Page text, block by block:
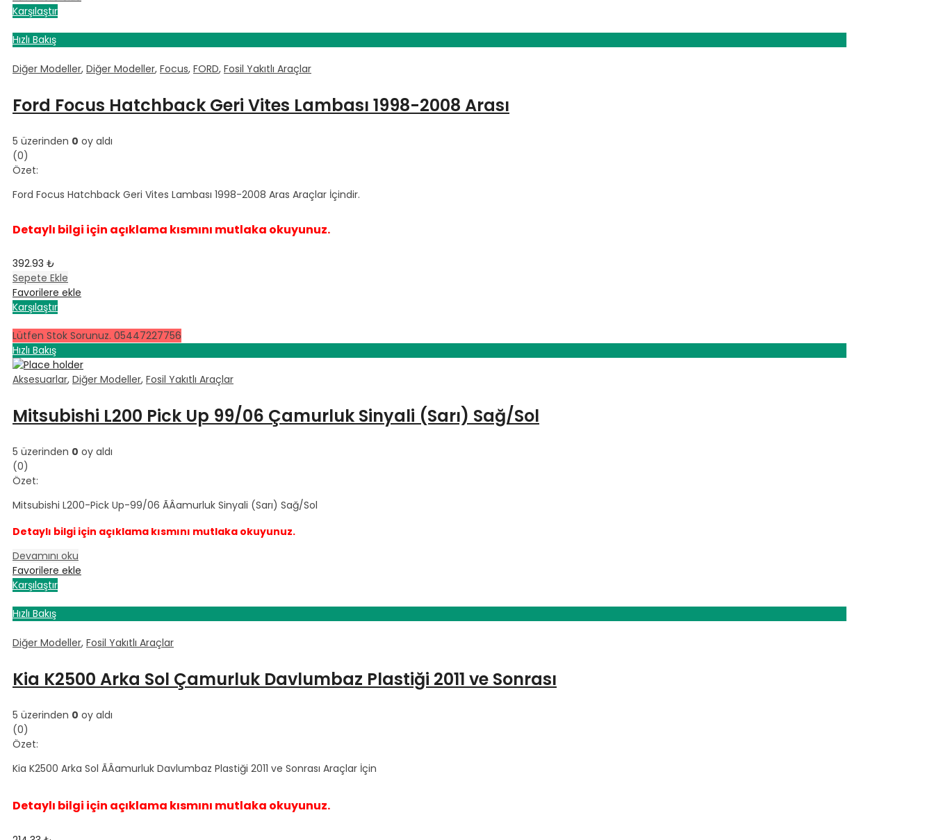
Karşılaştır
Hızlı Bakış
Diğer Modeller, Diğer Modeller, Focus, FORD, Fosil Yakıtlı Araçlar
Ford Focus Hatchback Geri Vites Lambası 1998-2008 Arası
5 üzerinden 0 oy aldı
(0)
Özet:
Ford Focus Hatchback Geri Vites Lambası 1998-2008 Aras Araçlar İçindir.
Detaylı bilgi için açıklama kısmını mutlaka okuyunuz.
392.93 ₺
Sepete Ekle
Favorilere ekle
Karşılaştır
Lütfen Stok Sorunuz. 05447227756
Hızlı Bakış
Aksesuarlar, Diğer Modeller, Fosil Yakıtlı Araçlar
Mitsubishi L200 Pick Up 99/06 Çamurluk Sinyali (Sarı) Sağ/Sol
5 üzerinden 0 oy aldı
(0)
Özet:
Mitsubishi L200-Pick Up-99/06 ÃÂamurluk Sinyali (Sarı) Sağ/Sol
Detaylı bilgi için açıklama kısmını mutlaka okuyunuz.
Devamını oku
Favorilere ekle
Karşılaştır
Hızlı Bakış
Diğer Modeller, Fosil Yakıtlı Araçlar
Kia K2500 Arka Sol Çamurluk Davlumbaz Plastiği 2011 ve Sonrası
5 üzerinden 0 oy aldı
(0)
Özet:
Kia K2500 Arka Sol ÃÂamurluk Davlumbaz Plastiği 2011 ve Sonrası Araçlar İçin
Detaylı bilgi için açıklama kısmını mutlaka okuyunuz.